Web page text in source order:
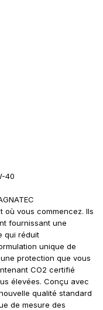
40
où vous commencez. Ils
fournissant une
qui réduit
unique de
une protection que vous
CO2 certifié
élevées. Conçu avec
qualité standard
de mesure des